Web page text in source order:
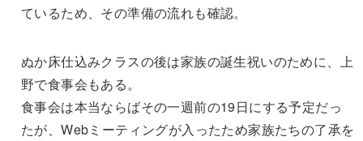
ているため、その準備の流れも確認。
ぬか床仕込みクラスの後は家族の誕生祝いのために、上
野で食事会もある。
食事会は本当ならばその一週前の19日にする予定だっ
たが、Webミーティングが入ったため家族たちの了承を